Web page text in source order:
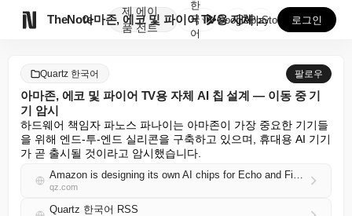
TheNote
제
품
에이
전트
아마존, 에코 및 파이어 TV용 자체 AI 칩 설계 —...
한
국
어
GooglePlay
AppStore 로그인
Quartz 한국어 팔로우
아마존, 에코 및 파이어 TV용 자체 AI 칩 설계 — 이동 중 기
기 암시
하드웨어 책임자 파노스 파나이는 아마존이 가장 중요한 기기들
을 위해 엔드-투-엔드 실리콘을 구축하고 있으며, 휴대용 AI 기기
가 곧 출시될 것이라고 암시했습니다.
Amazon is designing its own AI chips for Echo and Fire TV — and hints at on-the-go devices
qz.com
Quartz 한국어 RSS